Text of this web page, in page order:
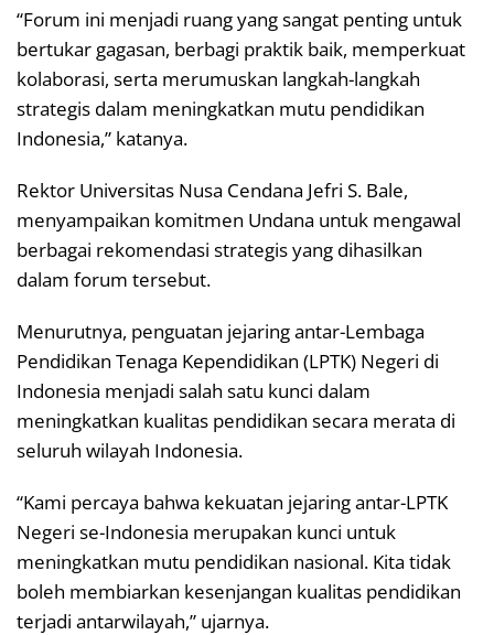
“Forum ini menjadi ruang yang sangat penting untuk
bertukar gagasan, berbagi praktik baik, memperkuat
kolaborasi, serta merumuskan langkah-langkah
strategis dalam meningkatkan mutu pendidikan
Indonesia,” katanya.
Rektor Universitas Nusa Cendana Jefri S. Bale,
menyampaikan komitmen Undana untuk mengawal
berbagai rekomendasi strategis yang dihasilkan
dalam forum tersebut.
Menurutnya, penguatan jejaring antar-Lembaga
Pendidikan Tenaga Kependidikan (LPTK) Negeri di
Indonesia menjadi salah satu kunci dalam
meningkatkan kualitas pendidikan secara merata di
seluruh wilayah Indonesia.
“Kami percaya bahwa kekuatan jejaring antar-LPTK
Negeri se-Indonesia merupakan kunci untuk
meningkatkan mutu pendidikan nasional. Kita tidak
boleh membiarkan kesenjangan kualitas pendidikan
terjadi antarwilayah,” ujarnya.